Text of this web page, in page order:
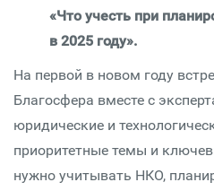
«Что учесть при
в 2025 году».
На первой в новом году
Благосфера вместе с
юридические и
приоритетные темы и
нужно учитывать НКО,